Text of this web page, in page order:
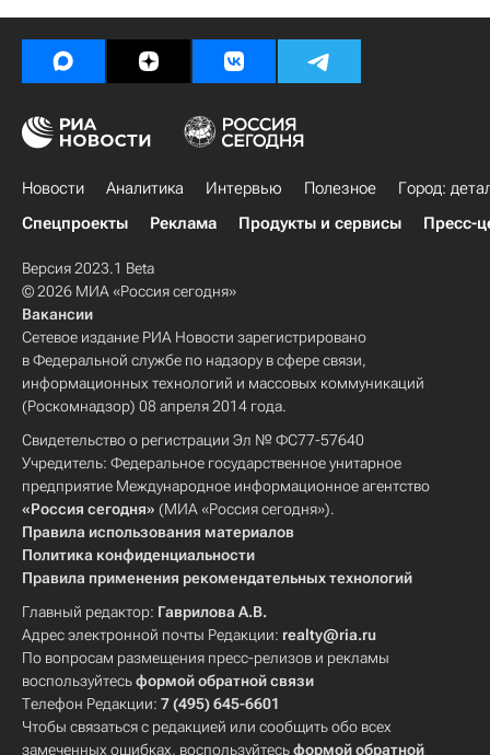
Новости Аналитика Интервью Полезное
Город:
Спецпроекты
Реклама Продукты и сервисы Пресс-
Версия 2023.1 Beta
© 2026 МИА «Россия сегодня»
Вакансии
Сетевое издание РИА Новости зарегистрировано
в Федеральной службе по надзору в сфере связи,
информационных технологий и массовых коммуникаций
(Роскомнадзор) 08 апреля 2014 года.
Свидетельство о регистрации Эл № ФС77-57640
Учредитель: Федеральное государственное унитарное
предприятие Международное информационное агентство
«Россия сегодня» (МИА «Россия сегодня»).
Правила использования материалов
Политика конфиденциальности
Правила применения рекомендательных технологий
Главный редактор: Гаврилова А.В.
Адрес электронной почты Редакции: realty@ria.ru
По вопросам размещения пресс-релизов и рекламы
воспользуйтесьформой обратной связи
Телефон Редакции: 7 (495) 645-6601
Чтобы связаться с редакцией или сообщить обо всех
замеченных ошибках, воспользуйтесьформой обратной